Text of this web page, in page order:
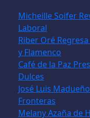
Micheille Soifer
Laboral
Riber Oré
y Flamenco
Café de la Paz
Dulces
José Luis
Fronteras
Melany Azaña de